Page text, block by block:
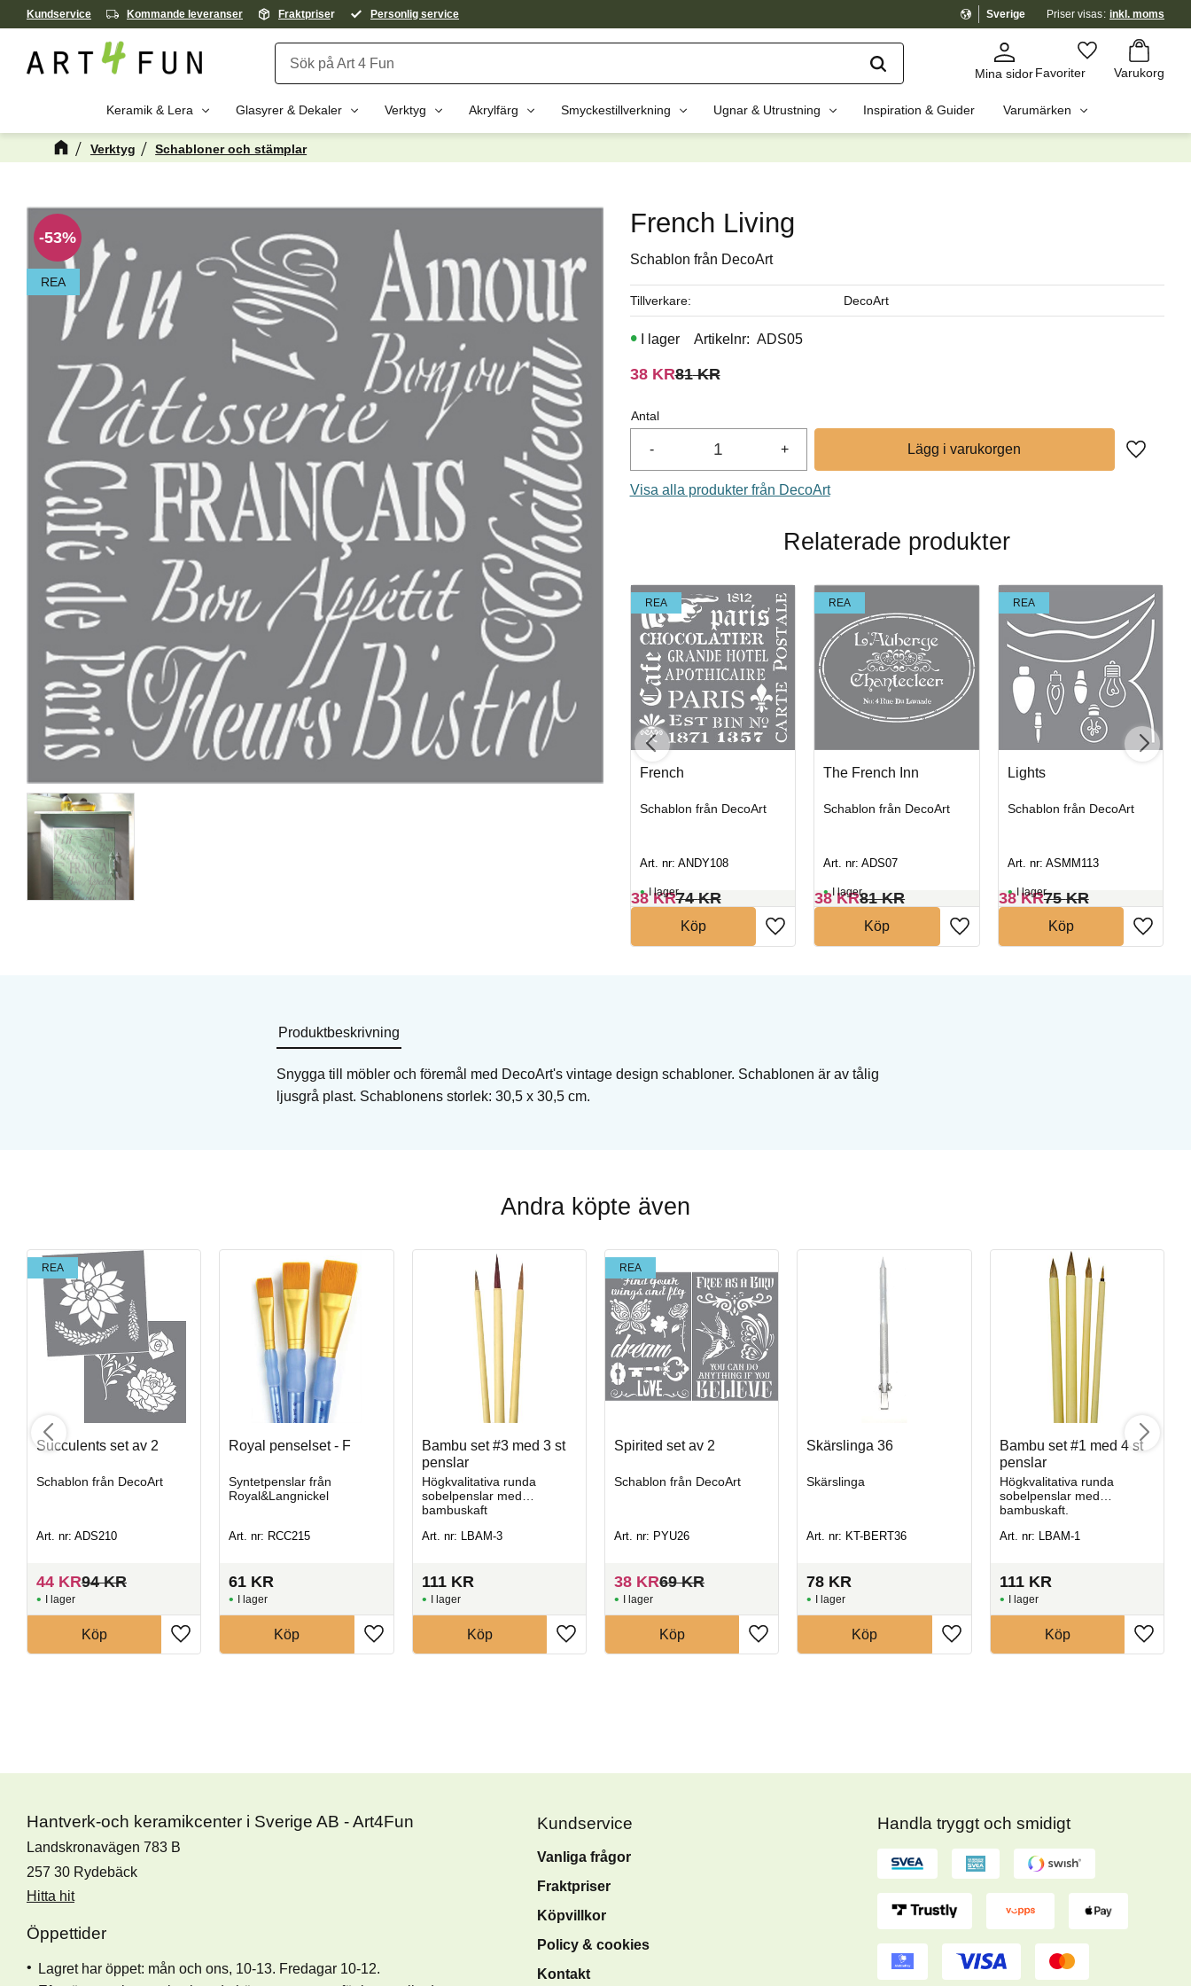
Kundservice Kommande leveranser Fraktpriser Personlig service Sverige Priser visas inkl. moms
Mina sidorFavoriter Varukorg
Favoriter
Kundvagn
Keramik & Lera Glasyrer & Dekaler Verktyg Akrylfärg Smyckestillverkning Ugnar & Utrustning Inspiration & Guider Varumärken
Verktyg Schabloner och stämplar
Kanske någon av dessa produkter kan intressera dig?
Penselglasyr för stengods
I lager
53%
REA
French Living
Schablon från DecoArt
Nedsatt pris:
38KROrdinarie pris:
81KR
Antal
+
-
Lägg till
I lager Artikelnr ADS05
Tillverkare DecoArt
Visa alla produkter från DecoArt
Relaterade produkter
REA
Schablon från DecoArt
Art. nr: ADS305
69KR160
I lager
REA REA REA
French
Schablon från DecoArt
Art. nr: ANDY108
38KR74KR
I lager
Köp
REA
The French Inn
Schablon från DecoArt
Art. nr: ADS07
38KR81KR
I lager
Köp
REA
Lights
Schablon från DecoArt
Art. nr: ASMM113
38KR75KR
I lager
Köp
Produktbeskrivning
Snygga till möbler och föremål med DecoArt's vintage design schabloner. Schablonen är av tålig
ljusgrå plast. Schablonens storlek: 30,5 x 30,5 cm.
Andra köpte även
REA
Succulents set av 2
Schablon från DecoArt
Art. nr: ADS210
44 KR94KR
I lager
Köp
Royal penselset - F
Syntetpenslar från
Royal&Langnickel
Art. nr: RCC215
61 KR
I lager
Köp
Bambu set #3 med 3 st
penslar
Högkvalitativa runda
sobelpenslar med
bambuskaft
Art. nr: LBAM-3
111 KR
I lager
Köp
REA
Spirited set av 2
Schablon från DecoArt
Art. nr: PYU26
38 KR69KR
I lager
Köp
Skärslinga 36
Skärslinga
Art. nr: KT-BERT36
78 KR
I lager
Köp
Bambu set #1 med 4 st
penslar
Högkvalitativa runda
sobelpenslar med
bambuskaft.
Art. nr: LBAM-1
111 KR
I lager
Köp
Hantverk-och keramikcenter i Sverige AB - Art4Fun
Landskronavägen 783 B
257 30 Rydebäck
Hitta hit
Öppettider
Lagret har öppet: mån och ons, 10-13. Fredagar 10-12.
Kundservice
Vanliga frågor
Fraktpriser
Köpvillkor
Policy & cookies
Kontakt
Handla tryggt och smidigt